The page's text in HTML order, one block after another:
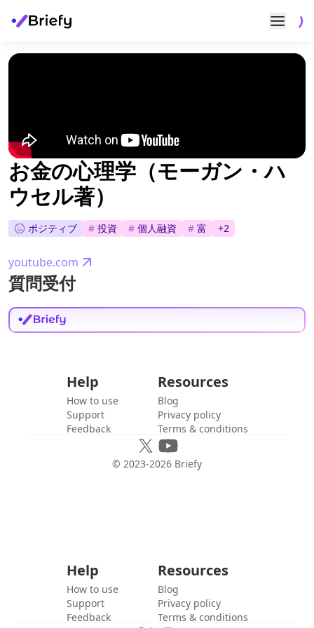
お金の心理学（モーガン・ハ
ウセル著）
ポジティブ # 投資 # 個人融資 # 富 +2
youtube.com
質問受付
Help
How to use
Support
Feedback
Resources
Blog
Privacy policy
Terms & conditions
© 2023-2026 Briefy
Help
How to use
Support
Feedback
Resources
Blog
Privacy policy
Terms & conditions